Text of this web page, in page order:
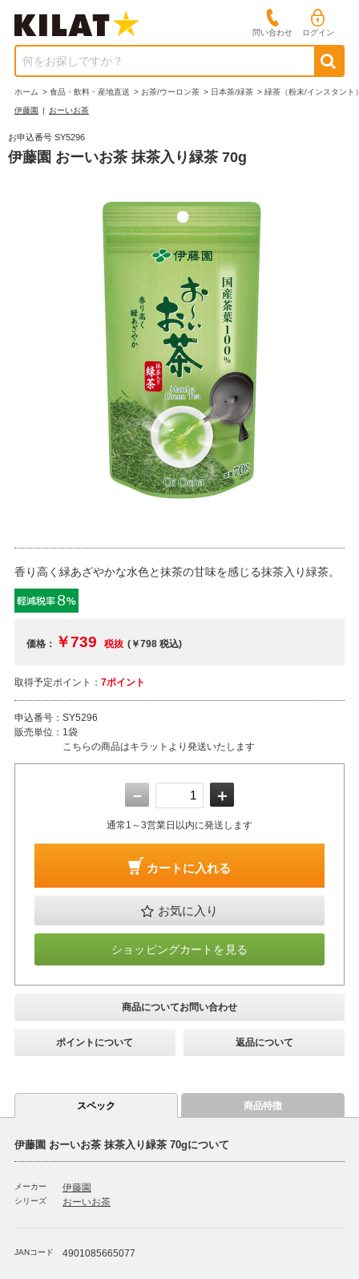
問い合わせ ログイン
何をお探しですか？
ホーム > 食品・飲料・産地直送 > お茶/ウーロン茶 > 日本茶/緑茶 > 緑茶（粉末/インスタント
伊藤園 | おーいお茶
お申込番号 SY5296
伊藤園 おーいお茶 抹茶入り緑茶 70g
香り高く緑あざやかな水色と抹茶の甘味を感じる抹茶入り緑茶。
価格： ￥739 税抜 (￥798税込)
取得予定ポイント： 7ポイント
申込番号： SY5296
販売単位： 1袋
こちらの商品はキラットより発送いたします
－ ＋
通常1～3営業日以内に発送します
カートに入れる
お気に入り
ショッピングカートを見る
商品についてお問い合わせ
ポイントについて 返品について
スペック 商品特徴
伊藤園 おーいお茶 抹茶入り緑茶 70gについて
メーカー 伊藤園
シリーズ おーいお茶
JANコード 4901085665077